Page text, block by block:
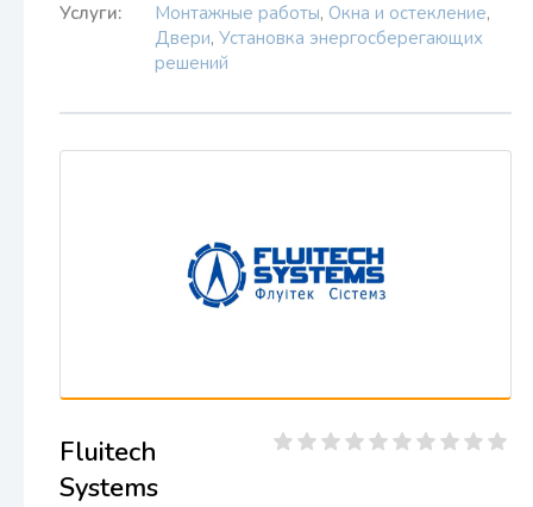
Услуги: Монтажные работы, Окна и остекление,
Двери, Установка энергосберегающих
решений
Fluitech
Systems